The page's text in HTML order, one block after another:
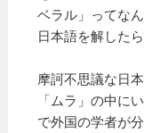
ベラル」ってな
日本語を解した
摩訶不思議な日
「ムラ」の中に
で外国の学者が